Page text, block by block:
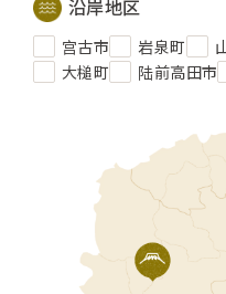
沿岸地区
宫古市 岩泉町
大槌町
陆前高田市